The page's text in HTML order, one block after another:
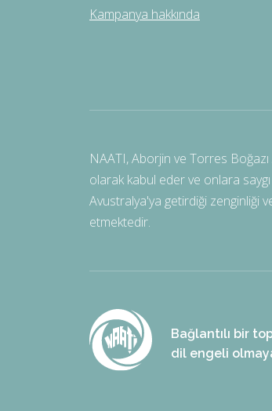
Kampanya hakkında
NAATI, Aborjin ve Torres Boğazı
olarak kabul eder ve onlara
Avustralya'ya getirdiği zenginliği
etmektedir.
Bağlantılı bir
dil engeli